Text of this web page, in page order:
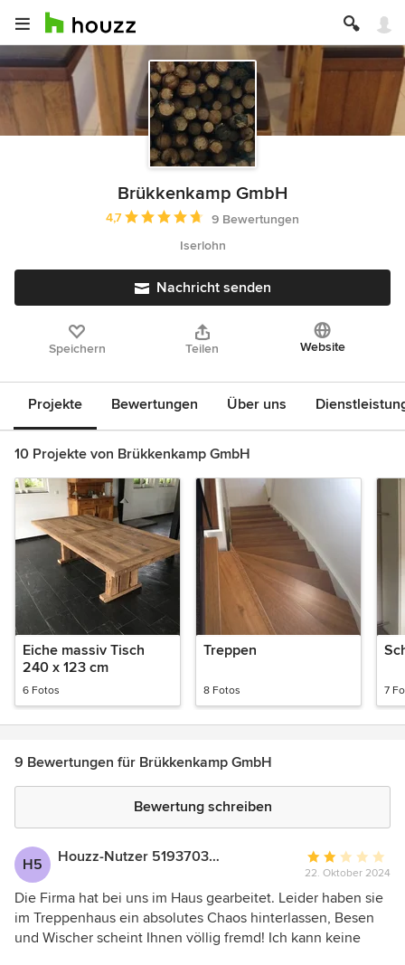
Brükkenkamp GmbH
Durchschnittliche Bewertung: 4.7 von 5 Sternen
4,7
9 Bewertungen
Iserlohn
Nachricht senden
Speichern Teilen Website
Projekte Bewertungen Über uns
10 Projekte von Brükkenkamp GmbH
Eiche massiv Tisch
240 x 123 cm
6 Fotos
Treppen
8 Fotos 7
9 Bewertungen für Brükkenkamp GmbH
Bewertung schreiben
H5 Houzz-Nutzer 519370348
Bewertung:
2
von
5
22. Oktober 2024
Die Firma hat bei uns im Haus gearbeitet. Leider haben sie
im Treppenhaus ein absolutes Chaos hinterlassen, Besen
und Wischer scheint Ihnen völlig fremd! Ich kann keine